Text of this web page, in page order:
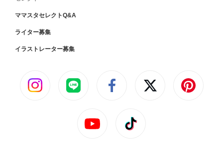
ママスタセレクトQ&A
ライター募集
イラストレーター募集